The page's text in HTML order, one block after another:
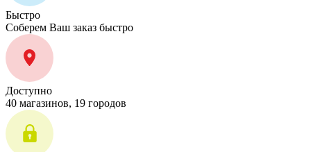
Быстро
Соберем Ваш заказ быстро
Доступно
40 магазинов, 19 городов